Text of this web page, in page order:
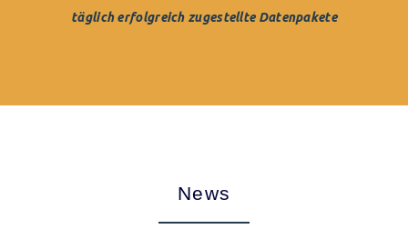
täglich erfolgreich zugestellte Datenpakete
News